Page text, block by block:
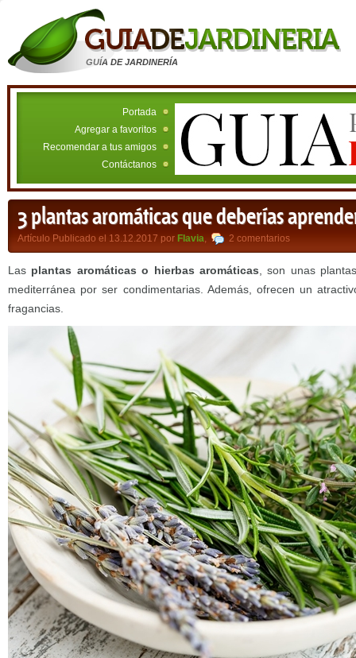
GUÍA DE JARDINERÍA
Portada
Agregar a favoritos
Recomendar a tus amigos
Contáctanos
3 plantas aromáticas que deberías
Artículo Publicado el 13.12.2017 por Flavia, 2 comentarios
Las plantas aromáticas o hierbas aromáticas , son unas
mediterránea por ser condimentarias. Además, ofrecen un
fragancias.